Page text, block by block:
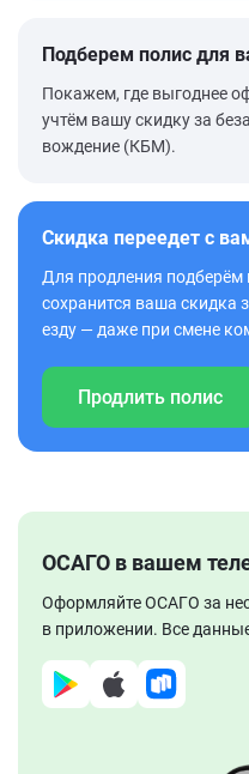
Подберем полис для
Покажем, где выгоднее
учтём вашу скидку за
вождение (КБМ).
Скидка переедет с
Для продления подберём
сохранится ваша скидка
езду — даже при смене
Продлить полис
ОСАГО в вашем
Оформляйте ОСАГО за
в приложении. Все